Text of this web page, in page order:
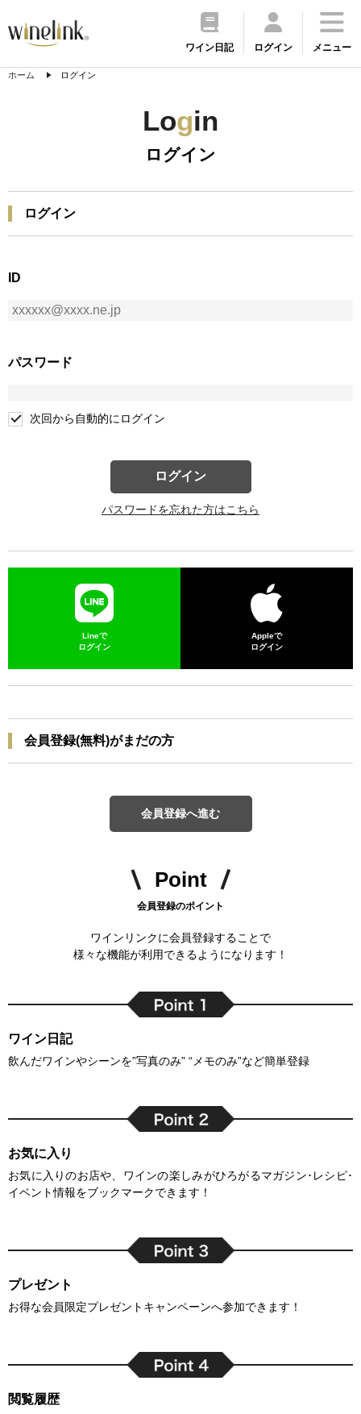
ワイン日記 ログイン メニュー
ホーム ログイン
Login
ログイン
ログイン
ID
パスワード
次回から自動的にログイン
ログイン
パスワードを忘れた方はこちら
Lineで
ログイン
Appleで
ログイン
会員登録(無料)がまだの方
会員登録へ進む
Point
会員登録のポイント
ワインリンクに会員登録することで
様々な機能が利用できるようになります！
ワイン日記
飲んだワインやシーンを”写真のみ” “メモのみ”など簡単登録
お気に入り
お気に入りのお店や、ワインの楽しみがひろがるマガジン･レシピ･
イベント情報をブックマークできます！
プレゼント
お得な会員限定プレゼントキャンペーンへ参加できます！
閲覧履歴